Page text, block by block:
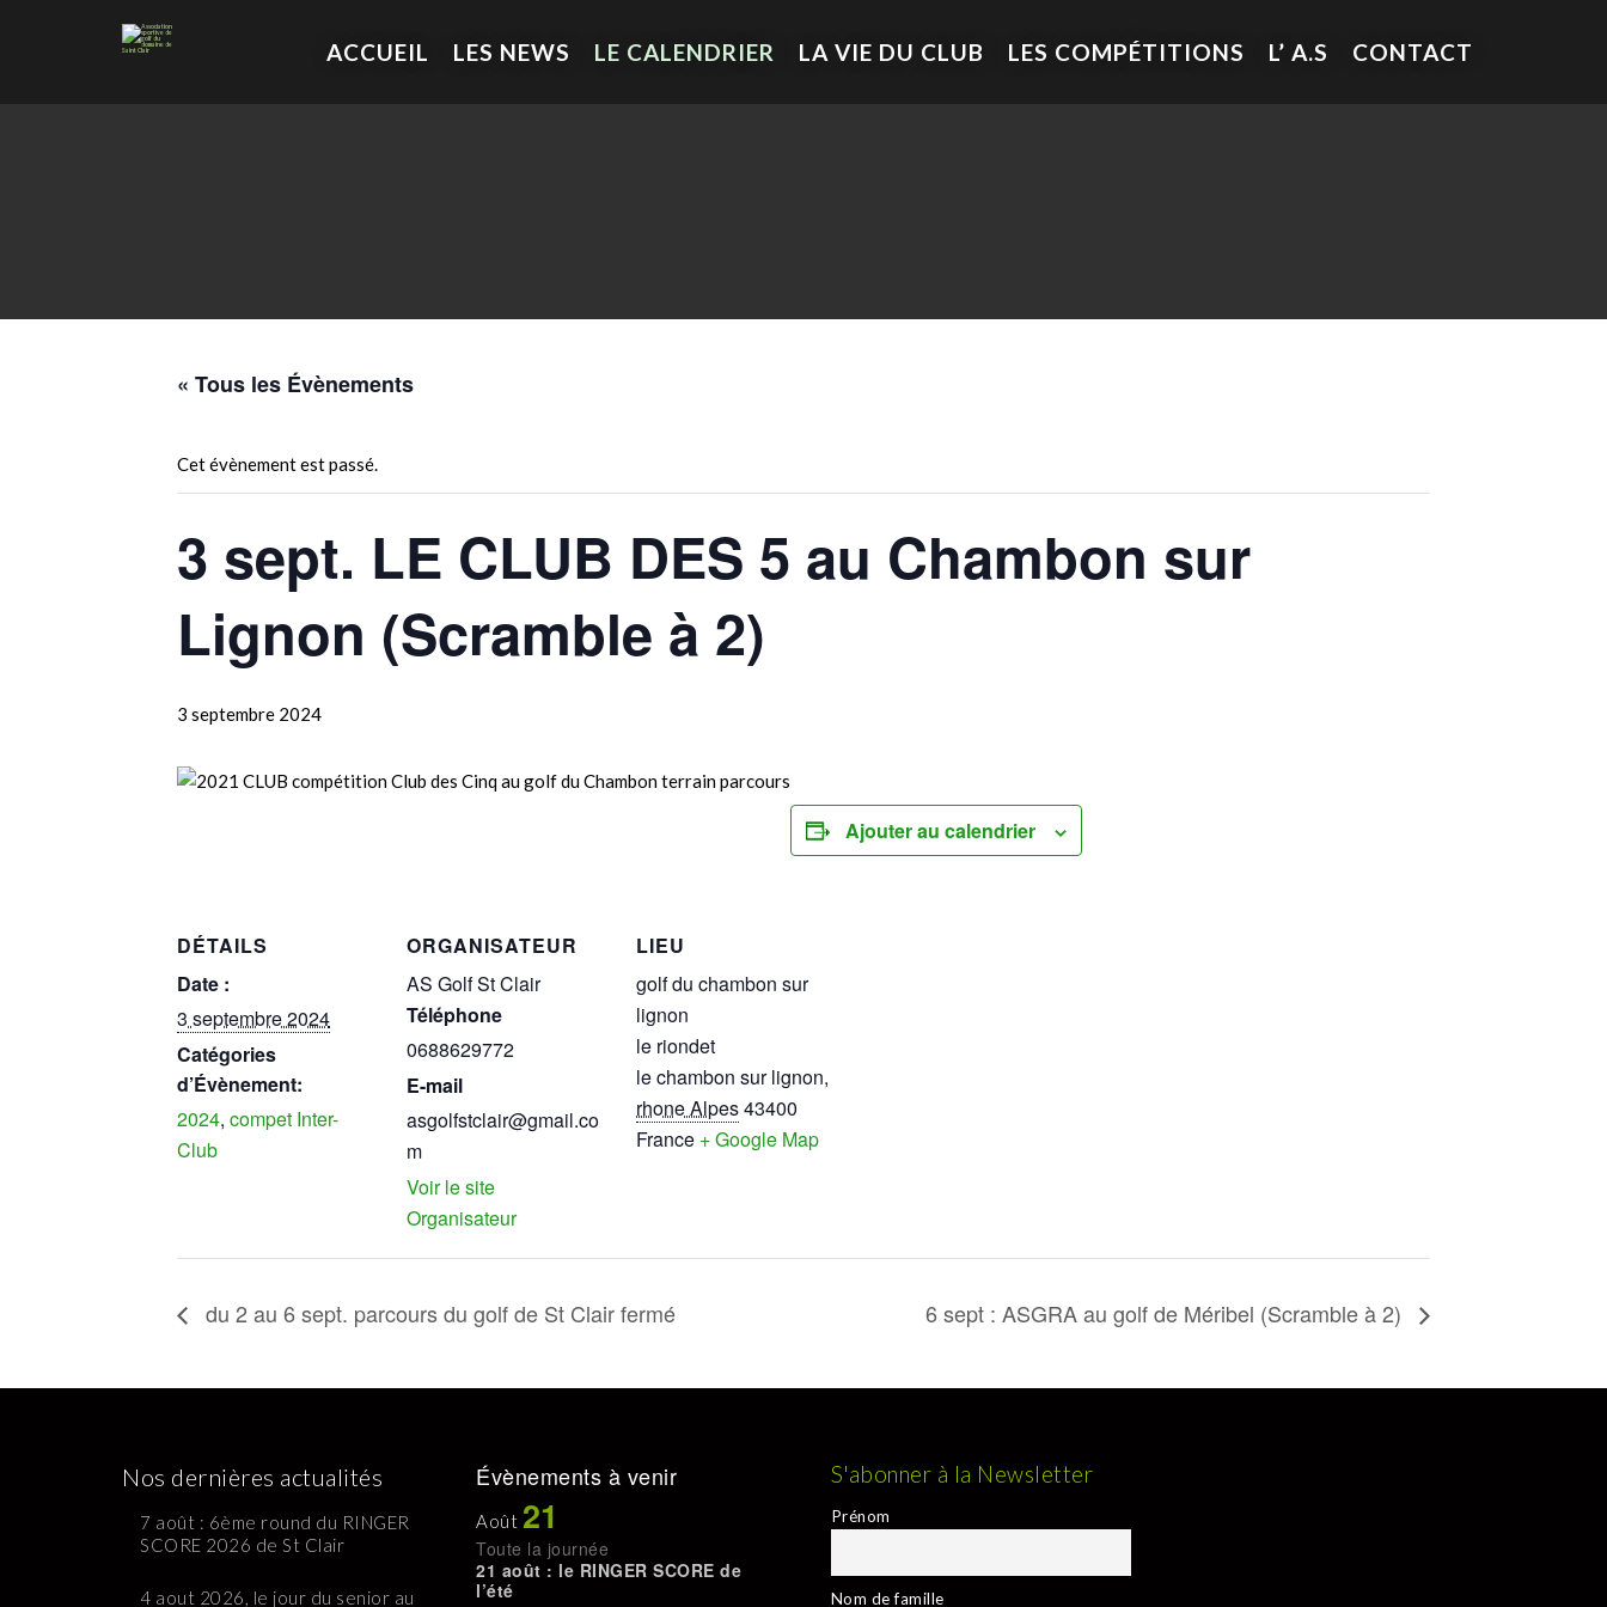
ACCUEIL LES NEWS LE CALENDRIER LA VIE DU CLUB LES COMPÉTITIONS L’ A.S CONTACT
« Tous les Évènements
Cet évènement est passé.
3 sept. LE CLUB DES 5 au Chambon sur
Lignon (Scramble à 2)
3 septembre 2024
Ajouter au calendrier
DÉTAILS
Date :
3 septembre 2024
Catégories
d’Évènement:
2024, compet Inter-
Club
ORGANISATEUR
AS Golf St Clair
Téléphone
0688629772
E-mail
asgolfstclair@gmail.co
m
Voir le site
Organisateur
LIEU
golf du chambon sur
lignon
le riondet
le chambon sur lignon,
rhone Alpes43400
France + Google Map
du 2 au 6 sept. parcours du golf de St Clair fermé 6 sept : ASGRA au golf de Méribel (Scramble à 2)
Nos dernières actualités
7 août : 6ème round du RINGER
SCORE 2026 de St Clair
4 aout 2026, le jour du senior au
Évènements à venir
Août 21
Toute la journée
21 août : le RINGER SCORE de
l’été
S'abonner à la Newsletter
Prénom
Nom de famille